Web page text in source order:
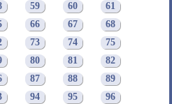
59 60
61
66 67
68
73 74
75
80 81
82
87 88
89
94 95
96